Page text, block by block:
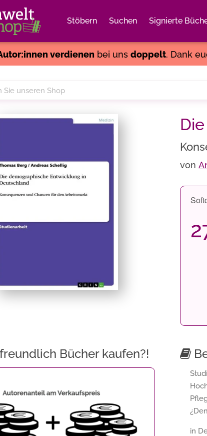
Stöbern Suchen Signierte
verdienenbei uns doppelt. Dank
von
Bücher kaufen?!
in